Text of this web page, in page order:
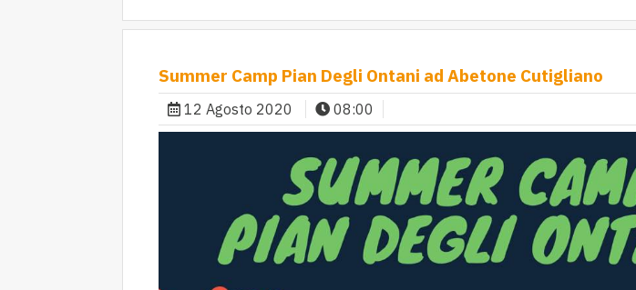
Summer Camp Pian Degli Ontani ad Abetone Cutigliano
12 Agosto 2020 08:00